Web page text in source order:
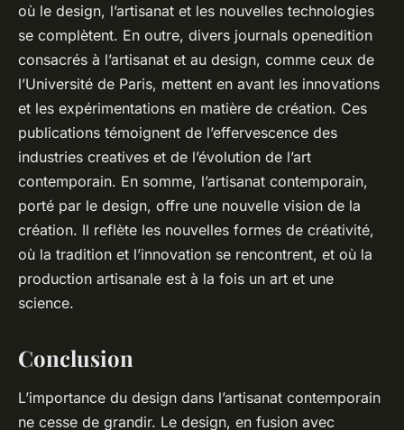
où le design, l’artisanat et les nouvelles technologies
se complètent. En outre, divers journals openedition
consacrés à l’artisanat et au design, comme ceux de
l’Université de Paris, mettent en avant les innovations
et les expérimentations en matière de création. Ces
publications témoignent de l’effervescence des
industries creatives et de l’évolution de l’art
contemporain. En somme, l’artisanat contemporain,
porté par le design, offre une nouvelle vision de la
création. Il reflète les nouvelles formes de créativité,
où la tradition et l’innovation se rencontrent, et où la
production artisanale est à la fois un art et une
science.
Conclusion
L’importance du design dans l’artisanat contemporain
ne cesse de grandir. Le design, en fusion avec